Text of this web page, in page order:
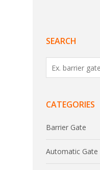
SEARCH
CATEGORIES
Barrier Gate
Automatic Gate